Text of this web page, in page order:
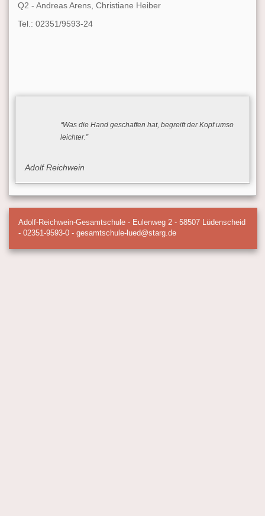
Q2 - Andreas Arens, Christiane Heiber
Tel.: 02351/9593-24
“Was die Hand geschaffen hat, begreift der Kopf umso
leichter.”
Adolf Reichwein
Adolf-Reichwein-Gesamtschule - Eulenweg 2 - 58507 Lüdenscheid
- 02351-9593-0 - gesamtschule-lued@starg.de